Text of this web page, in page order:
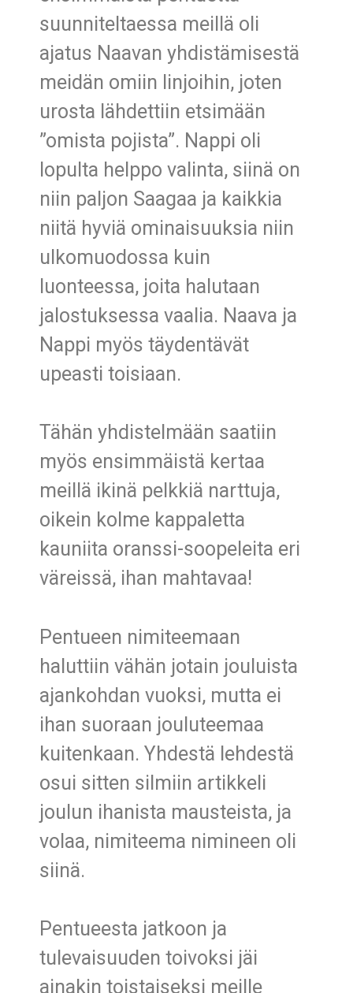
suunniteltaessa meillä oli
ajatus Naavan yhdistämisestä
meidän omiin linjoihin, joten
urosta lähdettiin etsimään
”omista pojista”. Nappi oli
lopulta helppo valinta, siinä on
niin paljon Saagaa ja kaikkia
niitä hyviä ominaisuuksia niin
ulkomuodossa kuin
luonteessa, joita halutaan
jalostuksessa vaalia. Naava ja
Nappi myös täydentävät
upeasti toisiaan.
Tähän yhdistelmään saatiin
myös ensimmäistä kertaa
meillä ikinä pelkkiä narttuja,
oikein kolme kappaletta
kauniita oranssi-soopeleita eri
väreissä, ihan mahtavaa!
Pentueen nimiteemaan
haluttiin vähän jotain jouluista
ajankohdan vuoksi, mutta ei
ihan suoraan jouluteemaa
kuitenkaan. Yhdestä lehdestä
osui sitten silmiin artikkeli
joulun ihanista mausteista, ja
volaa, nimiteema nimineen oli
siinä.
Pentueesta jatkoon ja
tulevaisuuden toivoksi jäi
ainakin toistaiseksi meille